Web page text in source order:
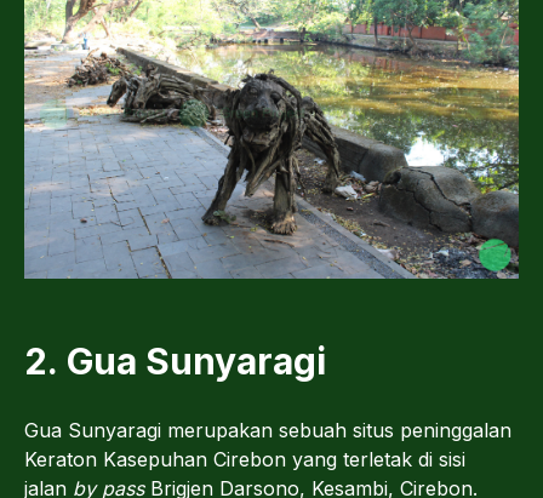
2. Gua Sunyaragi
Gua Sunyaragi merupakan sebuah situs peninggalan
Keraton Kasepuhan Cirebon yang terletak di sisi
jalan by passBrigjen Darsono, Kesambi, Cirebon.